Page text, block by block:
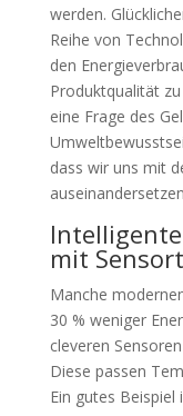
werden.
Reihe von
den
Produktqualität
eine Frage des
dass wir uns mit
mit
Manche
30 % weniger
cleveren
Diese passen
Ein gutes